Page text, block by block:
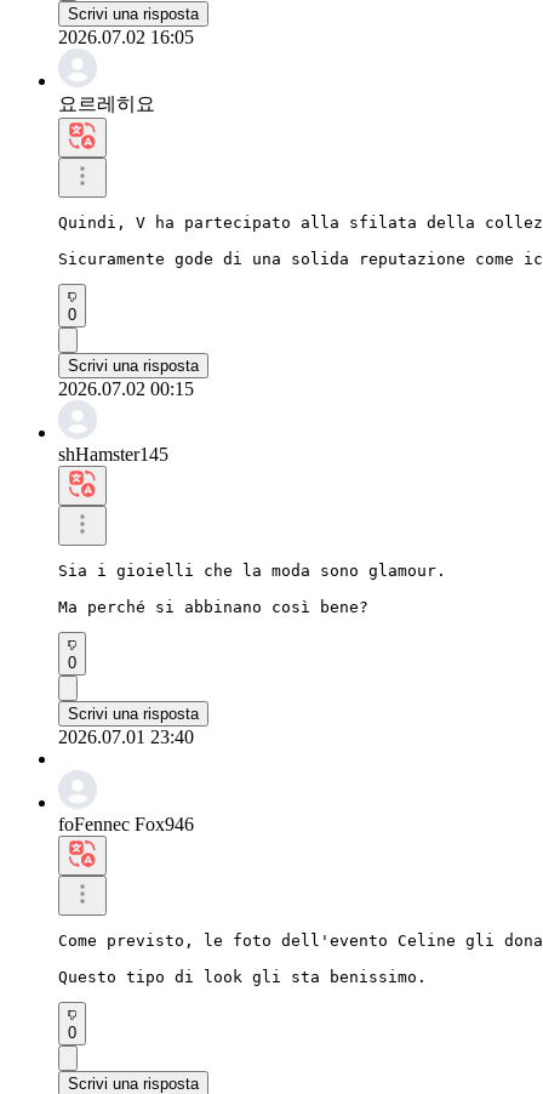
Scrivi una risposta
2026.07.02 16:05
요르레히요
Quindi, V ha partecipato alla sfilata della
Sicuramente gode di una solida reputazione come
0
Scrivi una risposta
2026.07.02 00:15
shHamster145
Sia i gioielli che la moda sono glamour.
Ma perché si abbinano così bene?
0
Scrivi una risposta
2026.07.01 23:40
foFennec Fox946
Come previsto, le foto dell'evento Celine gli
Questo tipo di look gli sta benissimo.
0
Scrivi una risposta